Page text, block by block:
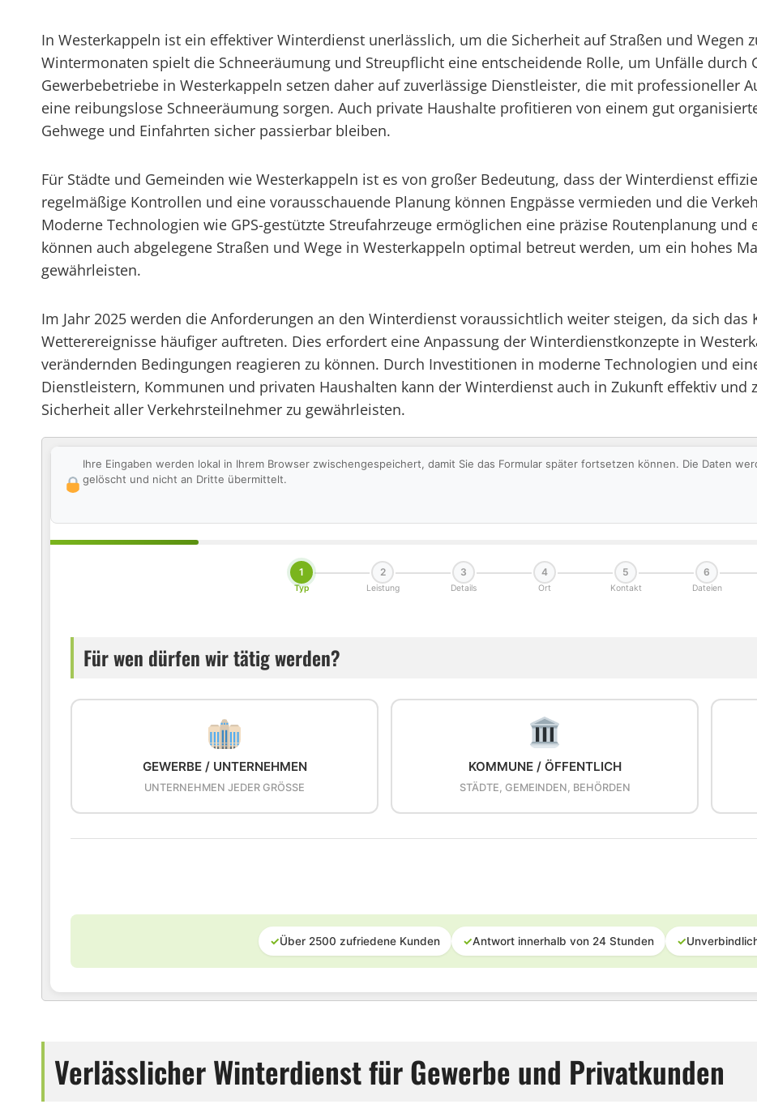
In Westerkappeln ist ein effektiver Winterdienst unerlässlich, um die Sicherheit auf Straßen und Wegen
Wintermonaten spielt die Schneeräumung und Streupflicht eine entscheidende Rolle, um Unfälle durch
Gewerbebetriebe in Westerkappeln setzen daher auf zuverlässige Dienstleister, die mit professioneller
eine reibungslose Schneeräumung sorgen. Auch private Haushalte profitieren von einem gut
Gehwege und Einfahrten sicher passierbar bleiben.
Für Städte und Gemeinden wie Westerkappeln ist es von großer Bedeutung, dass der Winterdienst
regelmäßige Kontrollen und eine vorausschauende Planung können Engpässe vermieden und die
Moderne Technologien wie GPS-gestützte Streufahrzeuge ermöglichen eine präzise Routenplanung und
können auch abgelegene Straßen und Wege in Westerkappeln optimal betreut werden, um ein hohes
gewährleisten.
Im Jahr 2025 werden die Anforderungen an den Winterdienst voraussichtlich weiter steigen, da sich
Wetterereignisse häufiger auftreten. Dies erfordert eine Anpassung der Winterdienstkonzepte in
verändernden Bedingungen reagieren zu können. Durch Investitionen in moderne Technologien und
Dienstleistern, Kommunen und privaten Haushalten kann der Winterdienst auch in Zukunft effektiv und
Sicherheit aller Verkehrsteilnehmer zu gewährleisten.
Ihre Eingaben werden lokal in Ihrem Browser zwischengespeichert, damit Sie das Formular später fortsetzen können. Die Daten
gelöscht und nicht an Dritte übermittelt.
1
Typ
2
Leistung
3
Details
4
Ort
5
Kontakt
6
Dateien
Für wen dürfen wir tätig werden?
GEWERBE / UNTERNEHMEN
UNTERNEHMEN JEDER GRÖSSE
KOMMUNE / ÖFFENTLICH
STÄDTE, GEMEINDEN, BEHÖRDEN
✓Über 2500 zufriedene Kunden ✓Antwort innerhalb von 24 Stunden ✓
Verlässlicher Winterdienst für Gewerbe und Privatkunden